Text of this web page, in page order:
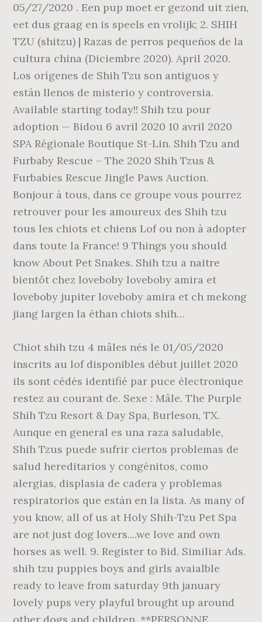
05/27/2020 . Een pup moet er gezond uit zien,
eet dus graag en is speels en vrolijk; 2. SHIH
TZU (shitzu) | Razas de perros pequeños de la
cultura china (Diciembre 2020). April 2020.
Los orígenes de Shih Tzu son antiguos y
están llenos de misterio y controversia.
Available starting today!! Shih tzu pour
adoption — Bidou 6 avril 2020 10 avril 2020
SPA Régionale Boutique St-Lin. Shih Tzu and
Furbaby Rescue – The 2020 Shih Tzus &
Furbabies Rescue Jingle Paws Auction.
Bonjour à tous, dans ce groupe vous pourrez
retrouver pour les amoureux des Shih tzu
tous les chiots et chiens Lof ou non à adopter
dans toute la France! 9 Things you should
know About Pet Snakes. Shih tzu a naitre
bientôt chez loveboby loveboby amira et
loveboby jupiter loveboby amira et ch mekong
jiang largen la éthan chiots shih…
Chiot shih tzu 4 mâles nés le 01/05/2020
inscrits au lof disponibles début juillet 2020
ils sont cédés identifié par puce électronique
restez au courant de. Sexe : Mâle. The Purple
Shih Tzu Resort & Day Spa, Burleson, TX.
Aunque en general es una raza saludable,
Shih Tzus puede sufrir ciertos problemas de
salud hereditarios y congénitos, como
alergias, displasia de cadera y problemas
respiratorios que están en la lista. As many of
you know, all of us at Holy Shih-Tzu Pet Spa
are not just dog lovers....we love and own
horses as well. 9. Register to Bid. Similiar Ads.
shih tzu puppies boys and girls avaialble
ready to leave from saturday 9th january
lovely pups very playful brought up around